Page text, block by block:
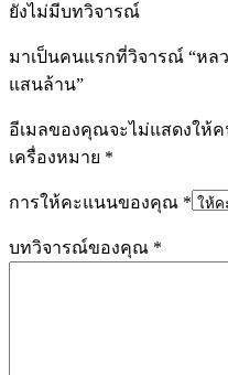
ยังไม่มีบทวิจารณ์
มาเป็นคนแรกที่วิจารณ์ “หล
แสนล้าน”
อีเมลของคุณจะไม่แสดงให้
เครื่องหมาย *
การให้คะแนนของคุณ *
บทวิจารณ์ของคุณ *